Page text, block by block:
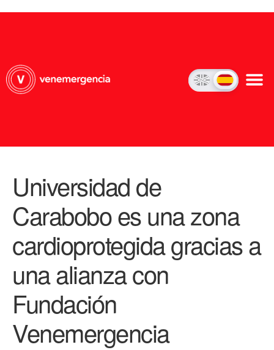
Universidad de
Carabobo es una zona
cardioprotegida gracias a
una alianza con
Fundación
Venemergencia